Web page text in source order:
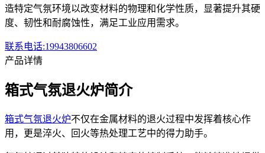
造特定气氛环境以改变材料的物理和化学性质，显著提升其硬
度、韧性和耐腐蚀性，满足工业应用需求。
联系电话:19943806602
产品详情
箱式气氛退火炉简介
箱式气氛退火炉不仅在金属材料的退火过程中发挥着核心作
用，更是淬火、回火等热处理工艺中的得力助手。